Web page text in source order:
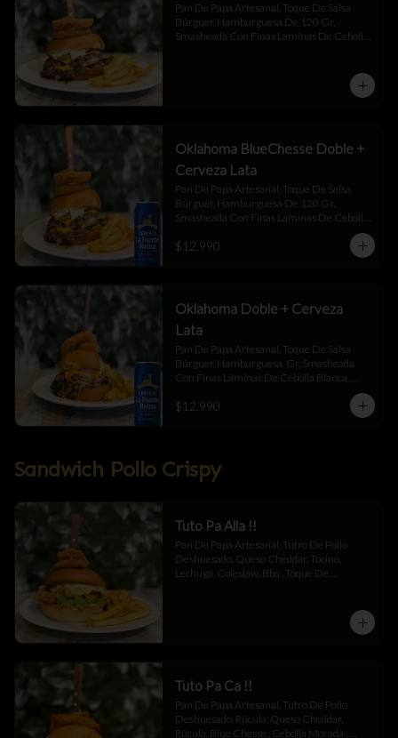
Pan De Papa Artesanal, Toque De Salsa
Búrguer, Hamburguesa De 120 Gr,
Smasheada Con Finas Laminas De Cebolla
Oklahoma BlueChesse Doble +
Cerveza Lata
Pan De Papa Artesanal, Toque De Salsa
Búrguer, Hamburguesa De 120 Gr,
Smasheada Con Finas Laminas De Cebolla
Jalapeño Y Toque De Salsa Búrguer .
$12.990
Oklahoma Doble + Cerveza
Lata
Pan De Papa Artesanal, Toque De Salsa
Búrguer, Hamburguesa  Gr, Smasheada
Con Finas Láminas De Cebolla Blanca,
Queso Cheddar Y Toque De Salsa Búrguer.
$12.990
Sandwich Pollo Crispy
Tuto Pa Alla !!
Pan De Papa Artesanal, Tutro De Pollo
Deshuesado, Queso Cheddar, Tocino,
Lechuga, Coleslaw, Bbq , Toque De
Tuto Pa Ca !!
Pan De Papa Artesanal, Tutro De Pollo
Deshuesado, Rúcula, Queso Cheddar,
Rúcula, Blue Chesse , Cebolla Morada ,